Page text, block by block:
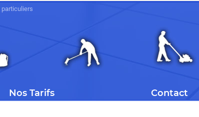
particuliers
Nos Tarifs Contact